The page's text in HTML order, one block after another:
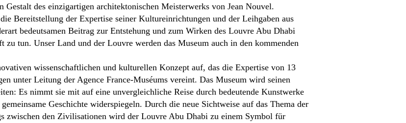
des einzigartigen architektonischen Meisterwerks von Jean Nouvel.
Bereitstellung der Expertise seiner Kultureinrichtungen und der Leihgaben aus
bedeutsamen Beitrag zur Entstehung und zum Wirken des Louvre Abu Dhabi
zu tun. Unser Land und der Louvre werden das Museum auch in den kommenden
wissenschaftlichen und kulturellen Konzept auf, das die Expertise von 13
unter Leitung der Agence France-Muséums vereint. Das Museum wird seinen
Es nimmt sie mit auf eine unvergleichliche Reise durch bedeutende Kunstwerke
Geschichte widerspiegeln. Durch die neue Sichtweise auf das Thema der
zwischen den Zivilisationen wird der Louvre Abu Dhabi zu einem Symbol für